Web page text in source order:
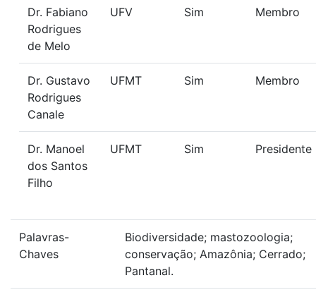
Dr. Fabiano
Rodrigues
de Melo
UFV Sim Membro
Dr. Gustavo
Rodrigues
Canale
UFMT Sim Membro
Dr. Manoel
dos Santos
Filho
UFMT Sim Presidente
Palavras-
Chaves
Biodiversidade; mastozoologia;
conservação; Amazônia; Cerrado;
Pantanal.